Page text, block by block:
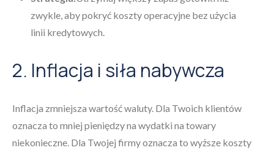
zwykle, aby pokryć koszty operacyjne bez użycia
linii kredytowych.
2. Inflacja i siła nabywcza
Inflacja zmniejsza wartość waluty. Dla Twoich klientów
oznacza to mniej pieniędzy na wydatki na towary
niekonieczne. Dla Twojej firmy oznacza to wyższe koszty